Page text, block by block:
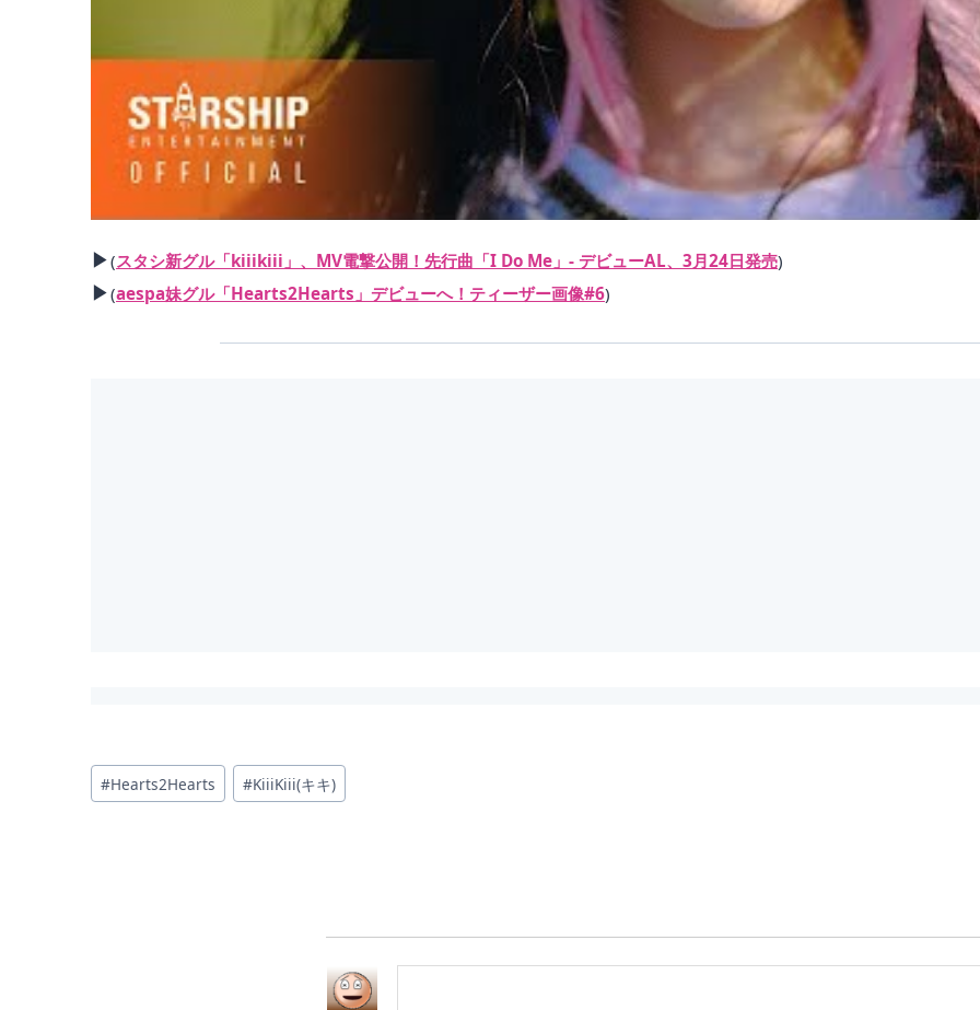
▶(スタシ新グル「kiiikiii」、MV電撃公開！先行曲「I Do Me」- デビューAL、3月24日発売)
▶(aespa妹グル「Hearts2Hearts」デビューへ！ティーザー画像#6)
投
稿
#Hearts2Hearts #KiiiKiii(キキ)